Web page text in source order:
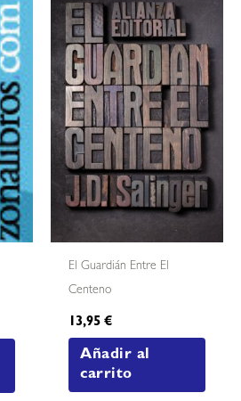
El Guardián Entre El
Centeno
13,95€
Añadir al
carrito